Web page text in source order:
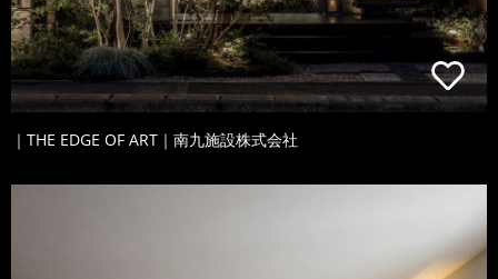
｜THE EDGE OF ART｜南九施設株式会社